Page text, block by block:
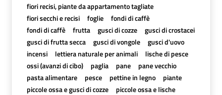
fiori recisi, piante da appartamento tagliate
fiori secchi e recisi
foglie
fondi di caffè
fondi di caffè
frutta gusci di cozze
gusci di crostacei
gusci di frutta secca
gusci di vongole
gusci d'uovo
incensi
lettiera naturale per animali
lische di pesce
ossi (avanzi di cibo)
paglia pane
pane vecchio
pasta alimentare
pesce pettine in legno
piante
piccole ossa e gusci di cozze
piccole ossa e lische